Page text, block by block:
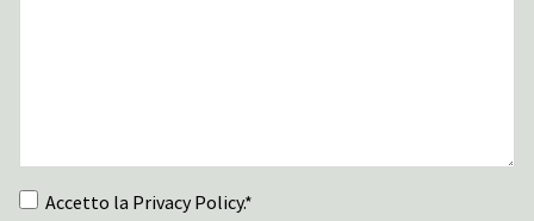
Accetto la Privacy Policy.*